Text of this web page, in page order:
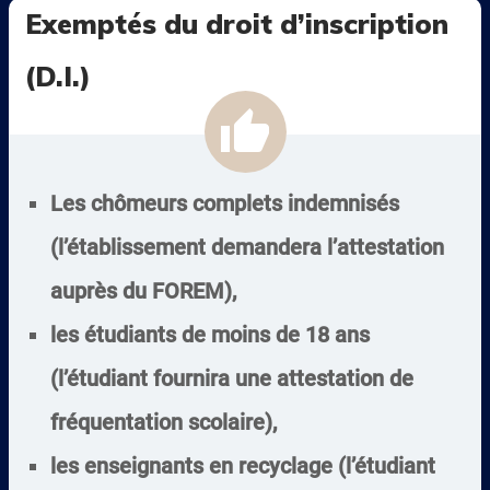
thumb_up
Exemptés du droit d’inscription
(D.I.)
Les chômeurs complets indemnisés
(l’établissement demandera l’attestation
auprès du FOREM),
les étudiants de moins de 18 ans
(l’étudiant fournira une attestation de
fréquentation scolaire),
les enseignants en recyclage (l’étudiant